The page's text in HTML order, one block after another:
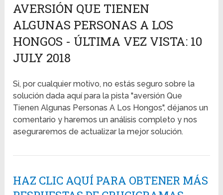
AVERSIÓN QUE TIENEN
ALGUNAS PERSONAS A LOS
HONGOS - ÚLTIMA VEZ VISTA: 10
JULY 2018
Si, por cualquier motivo, no estás seguro sobre la
solución dada aquí para la pista "aversión Que
Tienen Algunas Personas A Los Hongos", déjanos un
comentario y haremos un análisis completo y nos
aseguraremos de actualizar la mejor solución.
HAZ CLIC AQUÍ PARA OBTENER MÁS